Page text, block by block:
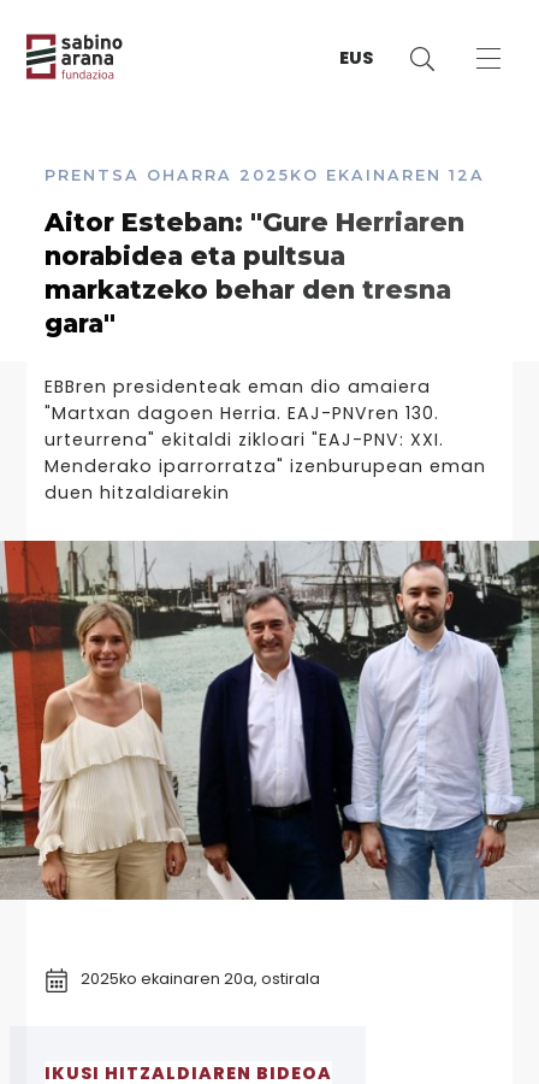
EUS
PRENTSA OHARRA 2025KO EKAINAREN 12A
Aitor Esteban: "Gure Herriaren
norabidea eta pultsua
markatzeko behar den tresna
gara"
EBBren presidenteak eman dio amaiera
"Martxan dagoen Herria. EAJ-PNVren 130.
urteurrena" ekitaldi zikloari "EAJ-PNV: XXI.
Menderako iparrorratza" izenburupean eman
duen hitzaldiarekin
2025ko ekainaren 20a, ostirala
IKUSI HITZALDIAREN BIDEOA